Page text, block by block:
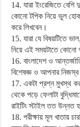
14. যারা ইংরেজিতে বেশি
কোনো টপিক নিয়ে ভুল
করে লিখবেন।
15. যারা যে বিষয়টিতে
নিয়ে এই সময়টাতে কোনো
16. বাংলাদেশ ও
বিশেষজ্ঞ ও আপনার নিজস্ব
17. একটা প্রশ্ন মুখস্থ
থেকে পড়ে ফেলাটা
রাইটিং স্টাইল তত উন্নত
18. পরীক্ষায় মূল খাতায়